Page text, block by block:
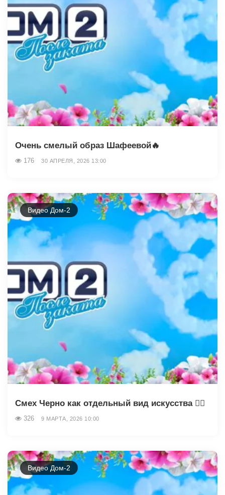
Очень смелый образ Шафеевой🔥
176 30 АПРЕЛЯ, 2026 13:00
Видео Дом-2
Смех Черно как отдельный вид искусства 😵‍💫
326 9 МАРТА, 2026 10:00
Видео Дом-2